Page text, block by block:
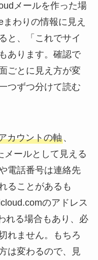
メールを作った場
わりの情報に見え
と、「これでサイ
あります。確認で
ごとに見え方が変
つずつ分けて読む
カウントの軸、
メールとして見える
電話番号は連絡先
ることがあるも
のアドレス
れる場合もあり、必
れません。もちろ
は変わるので、見